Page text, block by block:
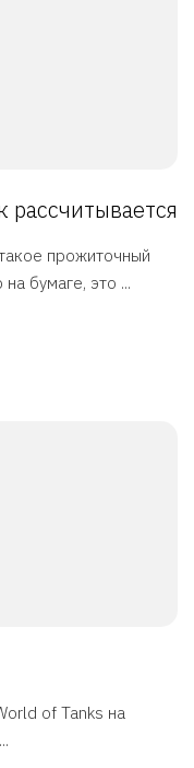
прожиточный
бумаге, это ...
of Tanks на